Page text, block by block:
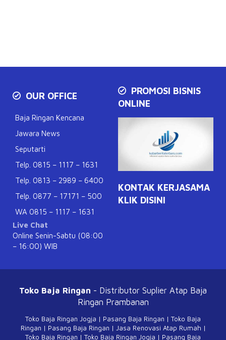
OUR OFFICE
Baja Ringan Kencana
Jawara News
Seputarti
Telp. 0815 – 1117 – 1631
Telp. 0813 – 2989 – 6400
Telp. 0877 – 17171 – 500
WA 0815 – 1117 – 1631
Live Chat
Online Senin-Sabtu (08:00
– 16:00) WIB
PROMOSI BISNIS
ONLINE
KONTAK KERJASAMA
KLIK DISINI
Toko Baja Ringan - Distributor Suplier Atap Baja
Ringan Prambanan
Toko Baja Ringan Jogja | Pasang Baja Ringan | Toko Baja
Ringan | Pasang Baja Ringan | Jasa Renovasi Atap Rumah |
Toko Baja Ringan | Toko Baja Ringan Jogja | Pasang Baja